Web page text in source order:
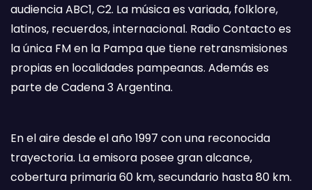
audiencia ABC1, C2. La música es variada, folklore,
latinos, recuerdos, internacional. Radio Contacto es
la única FM en la Pampa que tiene retransmisiones
propias en localidades pampeanas. Además es
parte de Cadena 3 Argentina.
En el aire desde el año 1997 con una reconocida
trayectoria. La emisora posee gran alcance,
cobertura primaria 60 km, secundario hasta 80 km.